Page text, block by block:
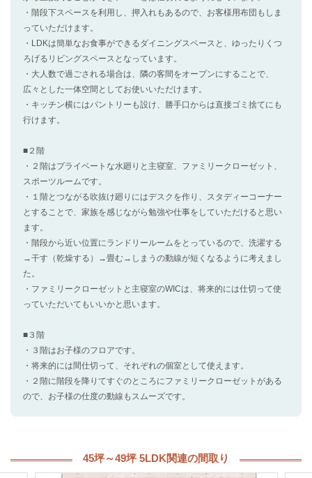
・階段下スペースを利用し、押入れもあるので、お客様用布団もしま
っていただけます。
・LDKは簡単なお食事ができるダイニングスペースと、ゆったりくつ
ろげるリビングスペースとなっています。
・大人数で過ごされる場合は、隣の客間をオープンにすることで、
広々とした一体空間としてお使いいただけます。
・キッチン横にはパントリーも設け、勝手口からは直接ゴミ捨てにも
行けます。
■２階
・２階はプライベートな水廻りと主寝室、ファミリークローゼット、
スポーツルームです。
・１階とつながる吹抜け廻りにはデスクを作り、スタディーコーナー
とすることで、家族を感じながら勉強や仕事をしていただけると思い
ます。
・階段から近い位置にランドリールームをとっているので、洗濯する
→干す（乾燥する）→畳む→しまうの動線が短くなるように考えまし
た。
・ファミリークローゼットと主寝室のWICは、将来的には仕切って使
っていただいてもいいかと思います。
■３階
・３階はお子様のフロアです。
・将来的には間仕切って、それぞれの個室として使えます。
・２階に階段を降りてすぐのところにファミリークローゼットがある
ので、お子様の仕度の動線もスムーズです。
45坪～49坪 5LDK関連の間取り